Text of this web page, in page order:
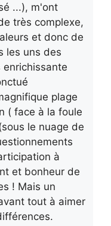
...), m'ont
très complexe,
et donc de
les uns des
enrichissante
plage
( face à la foule
le nuage de
à
et bonheur de
! Mais un
tout à aimer